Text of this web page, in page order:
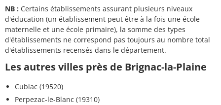
NB : Certains établissements assurant plusieurs niveaux
d'éducation (un établissement peut être à la fois une école
maternelle et une école primaire), la somme des types
d'établissements ne correspond pas toujours au nombre total
d'établissements recensés dans le département.
Les autres villes près de Brignac-la-Plaine
Cublac (19520)
Perpezac-le-Blanc (19310)